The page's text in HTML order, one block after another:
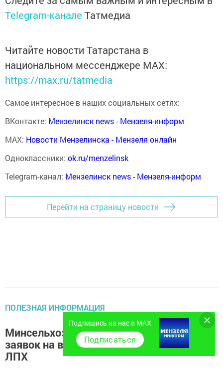
Telegram-канале Татмедиа
Читайте новости Татарстана в
национальном мессенджере MАХ:
https://max.ru/tatmedia
Самое интересное в наших социальных сетях:
ВКонтакте: Мензелинск news - Мензеля-информ
MAX: Новости Мензелинска - Мензеля онлайн
Одноклассники: ok.ru/menzelinsk
Telegram-канал: Мензелинск news - Мензеля-информ
Перейти на страницу новости
ПОЛЕЗНАЯ ИНФОРМАЦИЯ
Минсельхозпрод РТ объявляет о приеме
заявок на возмещение части затрат для
ЛПХ
Подпишись на нас в MAX
Подписаться